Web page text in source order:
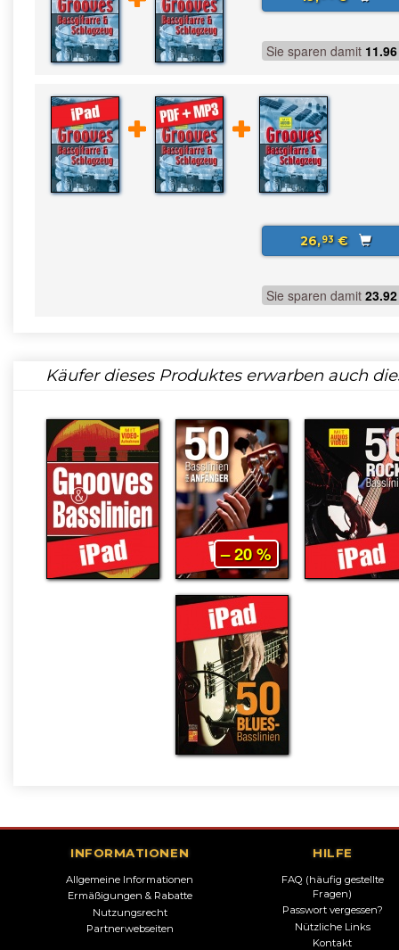
Sie sparen damit 11.96
26,93€
Sie sparen damit 23.92
Käufer dieses Produktes erwarben auch
– 20 %
INFORMATIONEN
Allgemeine Informationen
Ermäßigungen & Rabatte
Nutzungsrecht
Partnerwebseiten
HILFE
FAQ (häufig gestellte
Fragen)
Passwort vergessen?
Nützliche Links
Kontakt